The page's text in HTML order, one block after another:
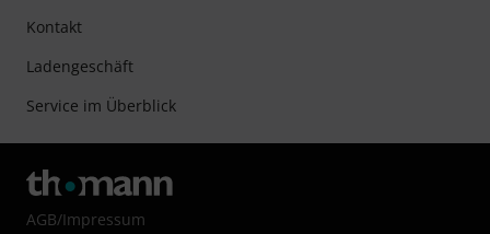
Kontakt
Ladengeschäft
Service im Überblick
AGB/Impressum